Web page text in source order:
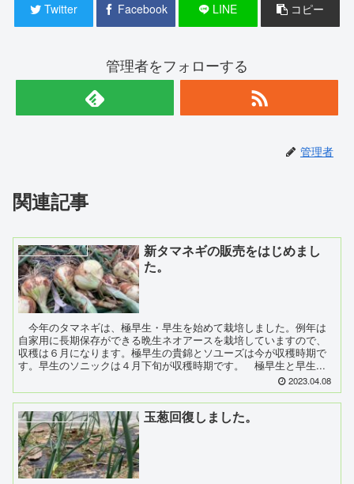
Twitter Facebook LINE コピー
管理者をフォローする
管理者
関連記事
スライダーメニュー
新タマネギの販売をはじめまし
た。
今年のタマネギは、極早生・早生を始めて栽培しました。例年は
自家用に長期保存ができる晩生ネオアースを栽培していますので、
収穫は６月になります。極早生の貴錦とソユーズは今が収穫時期で
す。早生のソニックは４月下旬が収穫時期です。 極早生と早生...
2023.04.08
玉葱（タマネギ23） 玉葱回復しました。